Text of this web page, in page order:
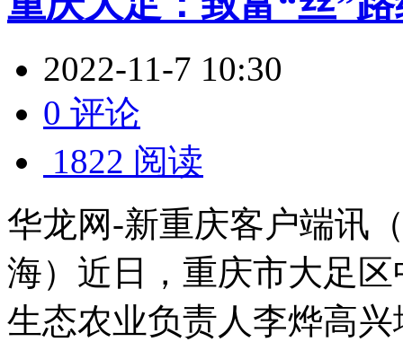
2022-11-7 10:30
0 评论
1822 阅读
华龙网-新重庆客户端讯
海）近日，重庆市大足
生态农业负责人李烨高